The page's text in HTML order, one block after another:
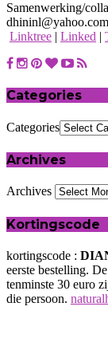
Samenwerking/
dhininl@yahoo.com
Linktree | Linked |
Categories
Categories
Archives
Archives
Kortingscode
kortingscode :
eerste bestelling.
tenminste 30 euro
die persoon.